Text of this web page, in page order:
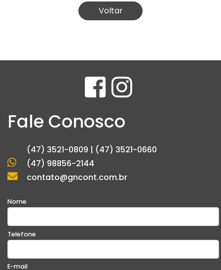
Voltar
Fale Conosco
(47) 3521-0809 | (47) 3521-0660
(47) 98856-2144
contato@gncont.com.br
Nome
Telefone
E-mail